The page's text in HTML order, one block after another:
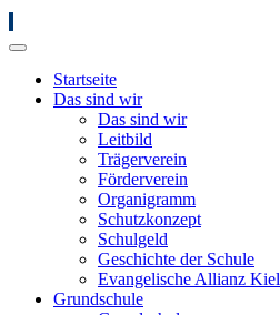
Startseite
Das sind wir
Das sind wir
Leitbild
Trägerverein
Förderverein
Organigramm
Schutzkonzept
Schulgeld
Geschichte der Schule
Evangelische Allianz Kiel
Grundschule